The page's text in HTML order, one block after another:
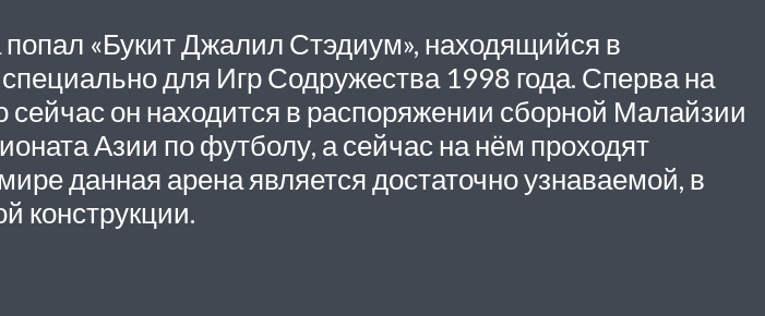
«Букит Джалил Стэдиум», находящийся в
для Игр Содружества 1998 года. Сперва на
сейчас он находится в распоряжении сборной Малайзии
Азии по футболу, а сейчас на нём проходят
данная арена является достаточно узнаваемой, в
конструкции.